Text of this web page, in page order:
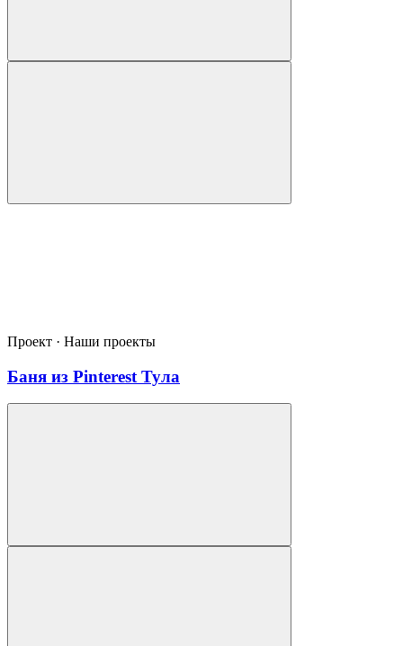
Проект · Наши проекты
Баня из Pinterest Тула